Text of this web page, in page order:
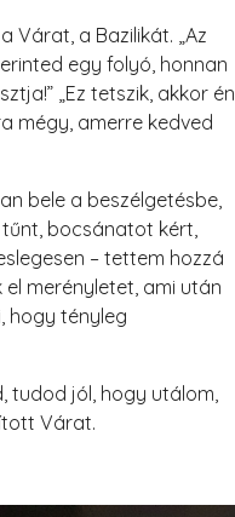
Várat, a Bazilikát. „Az
egy folyó, honnan
„Ez tetszik, akkor én
mégy, amerre kedved
bele a beszélgetésbe,
bocsánatot kért,
– tettem hozzá
merényletet, ami után
hogy tényleg
tudod jól, hogy utálom,
Várat.